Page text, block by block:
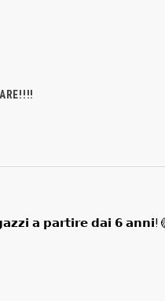
𝗮 𝗽𝗮𝗿𝘁𝗶𝗿𝗲 𝗱𝗮𝗶 𝟲 𝗮𝗻𝗻𝗶!